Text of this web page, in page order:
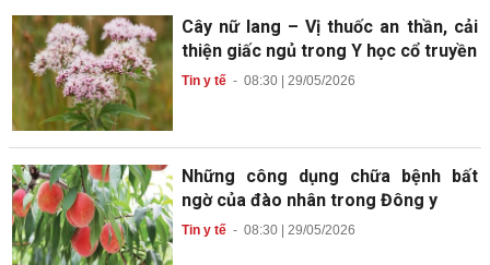
Cây nữ lang – Vị thuốc an thần, cải
thiện giấc ngủ trong Y học cổ truyền
Tin y tế- 08:30 | 29/05/2026
Những công dụng chữa bệnh bất
ngờ của đào nhân trong Đông y
Tin y tế- 08:30 | 29/05/2026